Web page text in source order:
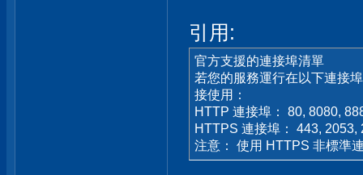
引用:
官方支援的連接埠清單
若您的服務運行在以下連接
接使用：
HTTP 連接埠： 80, 8080,
HTTPS 連接埠： 443, 2053,
注意： 使用 HTTPS 非標準